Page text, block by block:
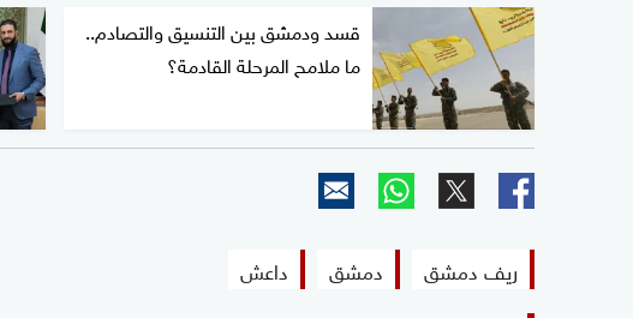
قسد ودمشق بين التنسيق والتصادم..
ما ملامح المرحلة القادمة؟
ريف دمشق دمشق داعش